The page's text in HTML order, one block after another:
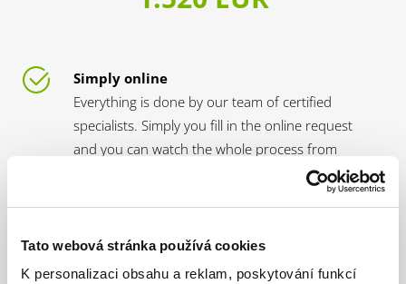
Tato webová stránka používá cookies
K personalizaci obsahu a reklam, poskytování funkcí
Simply online
Everything is done by our team of certified
specialists. Simply you fill in the online request
and you can watch the whole process from
With us you do not have to worry about paying